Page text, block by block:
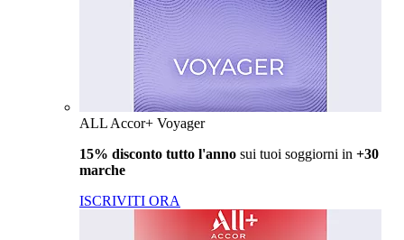
ALL Accor+ Voyager
15% disconto tutto l'anno sui tuoi soggiorni in +30
marche
ISCRIVITI ORA